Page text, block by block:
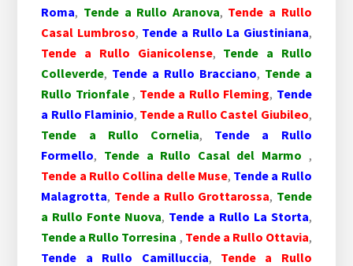
Roma, Tende a Rullo Aranova, Tende a Rullo
Casal Lumbroso, Tende a Rullo La Giustiniana,
Tende a Rullo Gianicolense, Tende a Rullo
Colleverde, Tende a Rullo Bracciano, Tende a
Rullo Trionfale, Tende a Rullo Fleming, Tende
a Rullo Flaminio, Tende a Rullo Castel Giubileo,
Tende a Rullo Cornelia, Tende a Rullo
Formello, Tende a Rullo Casal del Marmo ,
Tende a Rullo Collina delle Muse, Tende a Rullo
Malagrotta, Tende a Rullo Grottarossa, Tende
a Rullo Fonte Nuova, Tende a Rullo La Storta,
Tende a Rullo Torresina , Tende a Rullo Ottavia,
Tende a Rullo Camilluccia, Tende a Rullo